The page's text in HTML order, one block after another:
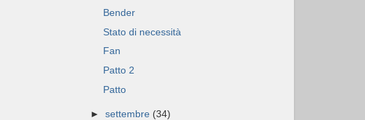
Bender
Stato di necessità
Fan
Patto 2
Patto
►settembre (34)